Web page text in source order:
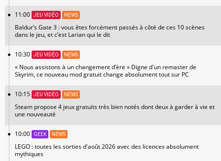
11:00 JEU VIDÉO NEWS
Baldur’s Gate 3 : vous êtes forcément passés à côté de ces 10 scènes
dans le jeu, et c’est Larian qui le dit
10:30 JEU VIDÉO NEWS
« Nous assistons à un changement d’ère » Digne d'un remaster de
Skyrim, ce nouveau mod gratuit change absolument tout sur PC
10:15 JEU VIDÉO NEWS
Steam propose 4 jeux gratuits très bien notés dont deux à garder à vie et
une nouveauté
10:00 GEEK NEWS
LEGO : toutes les sorties d'août 2026 avec des licences absolument
mythiques